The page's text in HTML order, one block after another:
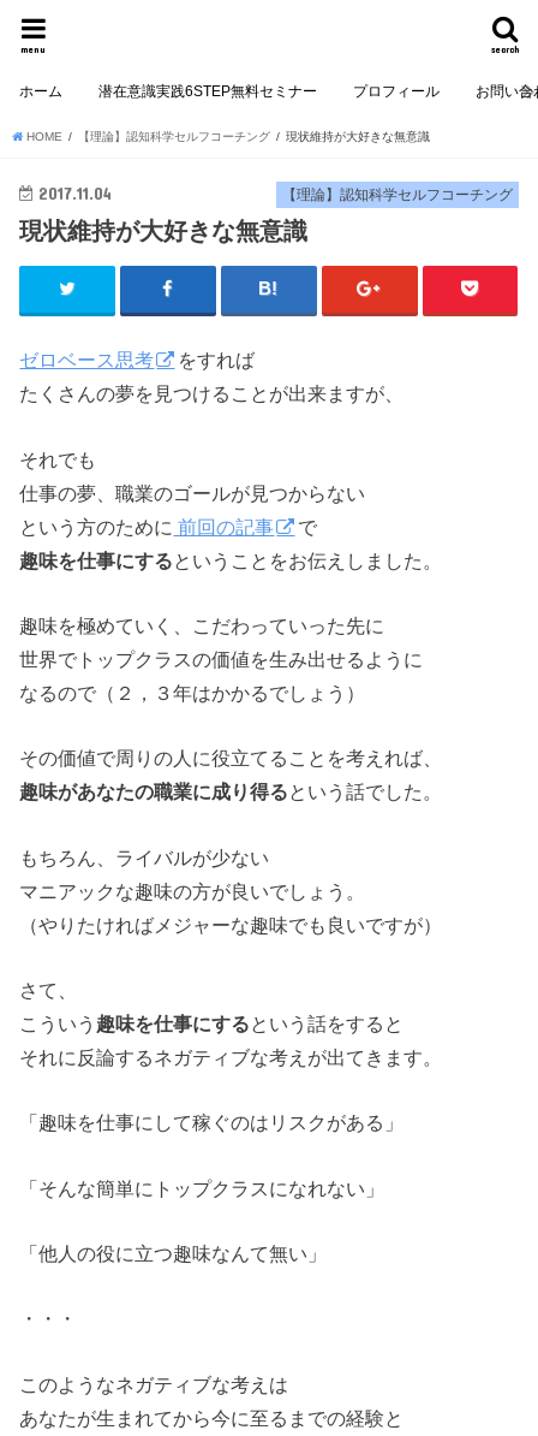
search
menu
ホーム 潜在意識実践6STEP無料セミナー プロフィール お問い合
HOME 【理論】認知科学セルフコーチング 現状維持が大好きな無意識
【理論】認知科学セルフコーチング
2017.11.04
現状維持が大好きな無意識
ゼロベース思考
をすれば
たくさんの夢を見つけることが出来ますが、
それでも
仕事の夢、職業のゴールが見つからない
という方のために 前回の記事
で
趣味を仕事にする ということをお伝えしました。
趣味を極めていく、こだわっていった先に
世界でトップクラスの価値を生み出せるように
なるので（２，３年はかかるでしょう）
その価値で周りの人に役立てることを考えれば、
趣味があなたの職業に成り得るという話でした。
もちろん、ライバルが少ない
マニアックな趣味の方が良いでしょう。
（やりたければメジャーな趣味でも良いですが）
さて、
こういう 趣味を仕事にするという話をすると
それに反論するネガティブな考えが出てきます。
「趣味を仕事にして稼ぐのはリスクがある」
「そんな簡単にトップクラスになれない」
「他人の役に立つ趣味なんて無い」
・・・
このようなネガティブな考えは
あなたが生まれてから今に至るまでの経験と